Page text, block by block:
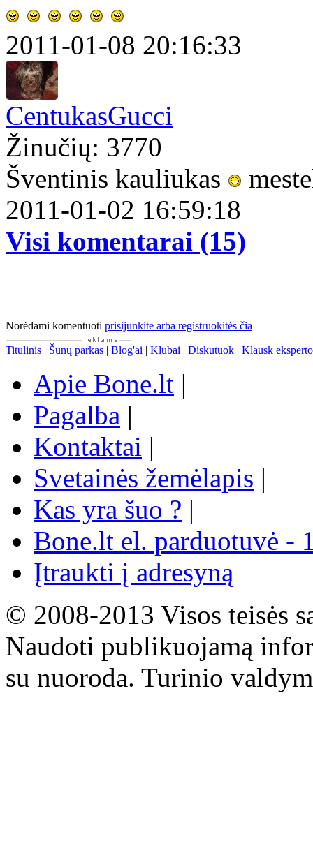
2011-01-08 20:16:33
CentukasGucci
Žinučių: 3770
Šventinis kauliukas
2011-01-02 16:59:18
Visi komentarai (15)
Norėdami komentuoti prisijunkite arba registruokitės čia
Titulinis | Šunų parkas | Blog'ai | Klubai | Diskutuok | Klausk eksperto
Apie Bone.lt |
Pagalba |
Kontaktai |
Svetainės žemėlapis |
Kas yra šuo ? |
Bone.lt el. parduotuvė -
Įtraukti į adresyną
© 2008-2013 Visos teisės
Naudoti publikuojamą
su nuoroda. Turinio